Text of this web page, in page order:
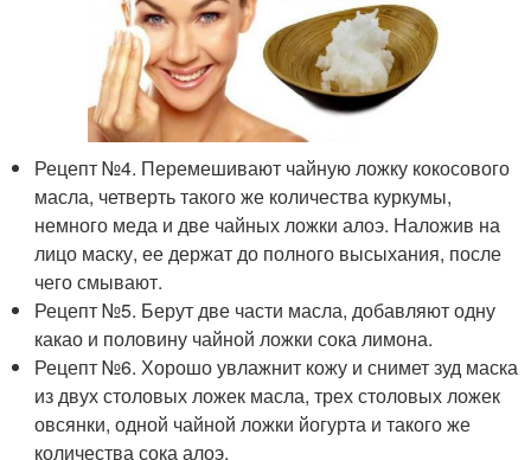
Рецепт №4. Перемешивают чайную ложку кокосового
масла, четверть такого же количества куркумы,
немного меда и две чайных ложки алоэ. Наложив на
лицо маску, ее держат до полного высыхания, после
чего смывают.
Рецепт №5. Берут две части масла, добавляют одну
какао и половину чайной ложки сока лимона.
Рецепт №6. Хорошо увлажнит кожу и снимет зуд маска
из двух столовых ложек масла, трех столовых ложек
овсянки, одной чайной ложки йогурта и такого же
количества сока алоэ.